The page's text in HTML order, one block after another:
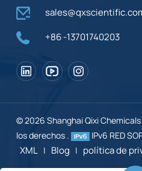
+86 -13701740203
© 2026 Shanghai Qixi
los derechos .
IPv6 RED
XML | Blog | política de